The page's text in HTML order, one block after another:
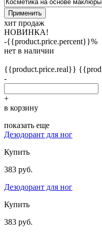
Применить
хит продаж
НОВИНКА!
-{{product.price.percent}}%
нет в наличии
{{product.price.real}}
-
+
в корзину
показать еще
Дезодорант для ног
Купить
383 руб.
Дезодорант для ног
Купить
383 руб.